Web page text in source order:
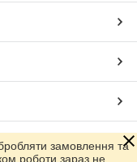
замовлення та
роботи зараз не